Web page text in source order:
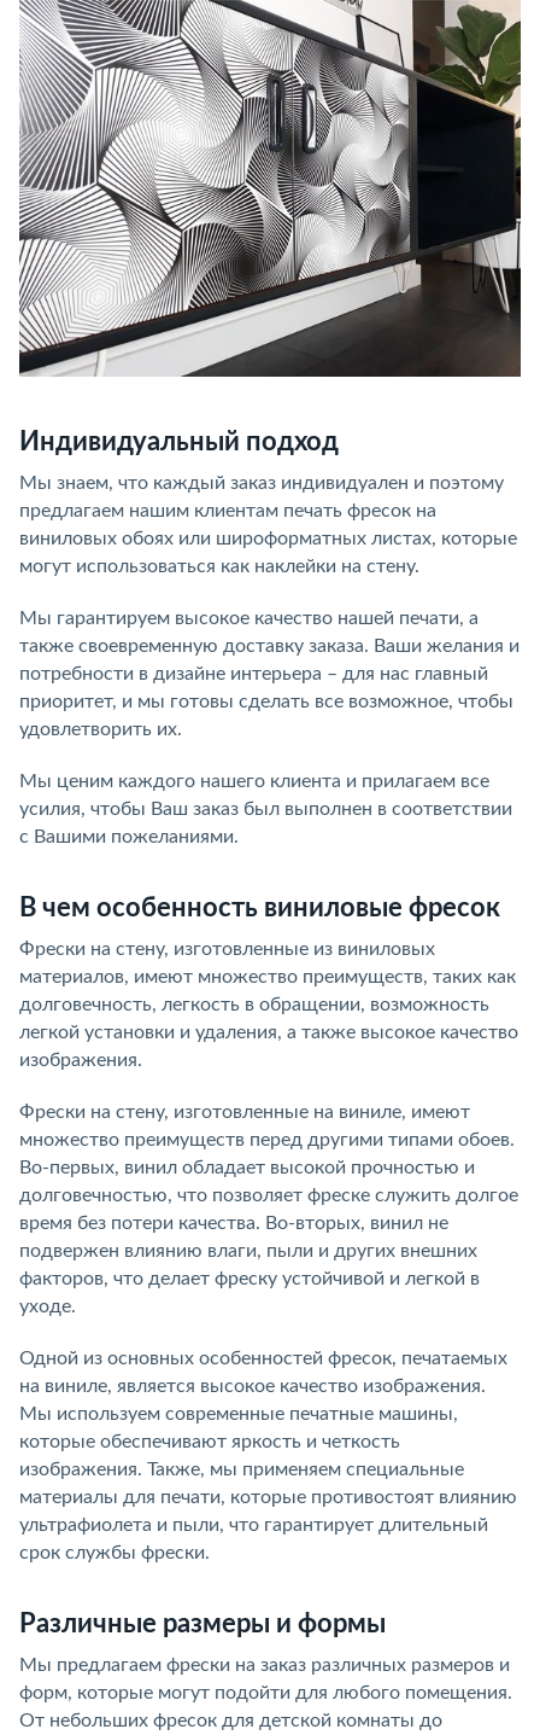
Индивидуальный подход
Мы знаем, что каждый заказ индивидуален и поэтому
предлагаем нашим клиентам печать фресок на
виниловых обоях или широформатных листах, которые
могут использоваться как наклейки на стену.
Мы гарантируем высокое качество нашей печати, а
также своевременную доставку заказа. Ваши желания и
потребности в дизайне интерьера – для нас главный
приоритет, и мы готовы сделать все возможное, чтобы
удовлетворить их.
Мы ценим каждого нашего клиента и прилагаем все
усилия, чтобы Ваш заказ был выполнен в соответствии
с Вашими пожеланиями.
В чем особенность виниловые фресок
Фрески на стену, изготовленные из виниловых
материалов, имеют множество преимуществ, таких как
долговечность, легкость в обращении, возможность
легкой установки и удаления, а также высокое качество
изображения.
Фрески на стену, изготовленные на виниле, имеют
множество преимуществ перед другими типами обоев.
Во-первых, винил обладает высокой прочностью и
долговечностью, что позволяет фреске служить долгое
время без потери качества. Во-вторых, винил не
подвержен влиянию влаги, пыли и других внешних
факторов, что делает фреску устойчивой и легкой в
уходе.
Одной из основных особенностей фресок, печатаемых
на виниле, является высокое качество изображения.
Мы используем современные печатные машины,
которые обеспечивают яркость и четкость
изображения. Также, мы применяем специальные
материалы для печати, которые противостоят влиянию
ультрафиолета и пыли, что гарантирует длительный
срок службы фрески.
Различные размеры и формы
Мы предлагаем фрески на заказ различных размеров и
форм, которые могут подойти для любого помещения.
От небольших фресок для детской комнаты до